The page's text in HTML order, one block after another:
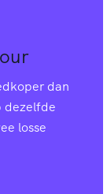
dan
dezelfde
losse